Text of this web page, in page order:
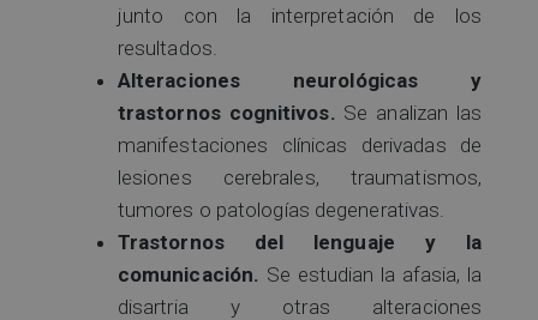
junto con la interpretación de los
resultados.
Alteraciones neurológicas y
trastornos cognitivos. Se analizan las
manifestaciones clínicas derivadas de
lesiones cerebrales, traumatismos,
tumores o patologías degenerativas.
Trastornos del lenguaje y la
comunicación. Se estudian la afasia, la
disartria y otras alteraciones